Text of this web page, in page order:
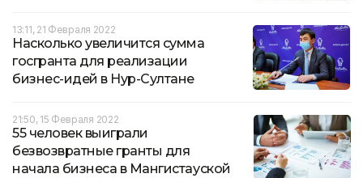
13:11, 21 Февраля 2022
Насколько увеличится сумма
госгранта для реализации
бизнес-идей в Нур-Султане
21:50, 15 Февраля 2022
55 человек выиграли
безвозвратные гранты для
начала бизнеса в Мангистауской